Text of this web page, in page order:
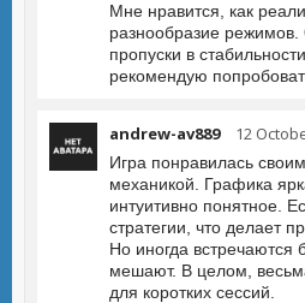
Мне нравится, как
разнообразие режимов.
пропуски в
рекомендую
andrew-av889 12
Игра понравилась
механикой. Графика
интуитивно понятное.
стратегии, что делает
Но иногда встречаются
мешают. В целом,
для коротких сессий.